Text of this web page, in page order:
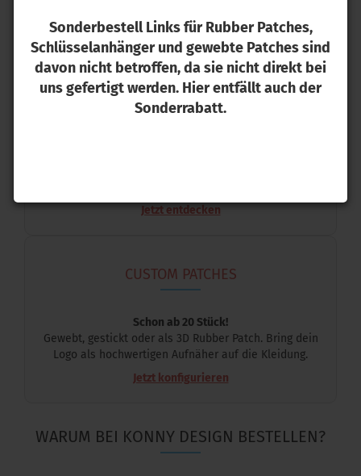
Sonderbestell Links für Rubber Patches,
Schlüsselanhänger und gewebte Patches sind
davon nicht betroffen, da sie nicht direkt bei
uns gefertigt werden. Hier entfällt auch der
Sonderrabatt.
oder 3D Rubber Patches bieten wir dir Profi-Qualität
ohne Kompromisse.
STICKER & AUFKLEBER
Jetzt entdecken
CUSTOM PATCHES
Schon ab 20 Stück!
Gewebt, gestickt oder als 3D Rubber Patch. Bring dein
Logo als hochwertigen Aufnäher auf die Kleidung.
Jetzt konfigurieren
WARUM BEI KONNY DESIGN BESTELLEN?